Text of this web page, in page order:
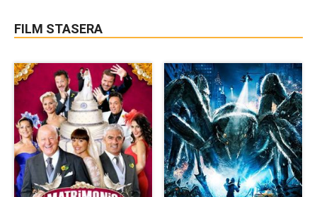
FILM STASERA